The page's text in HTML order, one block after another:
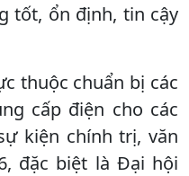
tốt, ổn định, tin cậy
thuộc chuẩn bị các
cấp điện cho các
kiện chính trị, văn
đặc biệt là Đại hội